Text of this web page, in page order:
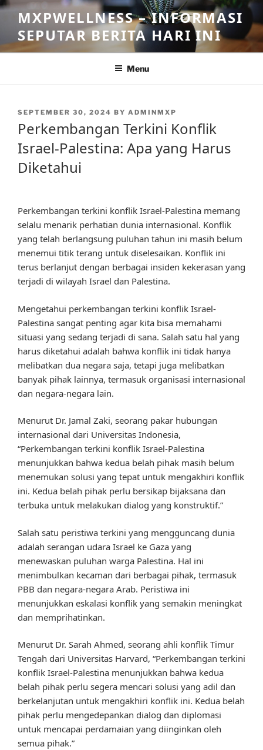
Skip
content
MXPWELLNESS – INFORMASI
SEPUTAR BERITA HARI INI
Menu
POSTED
SEPTEMBER 30, 2024 BY ADMINMXP
Perkembangan Terkini Konflik
Israel-Palestina: Apa yang Harus
Diketahui
Perkembangan terkini konflik Israel-Palestina memang
selalu menarik perhatian dunia internasional. Konflik
yang telah berlangsung puluhan tahun ini masih belum
menemui titik terang untuk diselesaikan. Konflik ini
terus berlanjut dengan berbagai insiden kekerasan yang
terjadi di wilayah Israel dan Palestina.
Mengetahui perkembangan terkini konflik Israel-
Palestina sangat penting agar kita bisa memahami
situasi yang sedang terjadi di sana. Salah satu hal yang
harus diketahui adalah bahwa konflik ini tidak hanya
melibatkan dua negara saja, tetapi juga melibatkan
banyak pihak lainnya, termasuk organisasi internasional
dan negara-negara lain.
Menurut Dr. Jamal Zaki, seorang pakar hubungan
internasional dari Universitas Indonesia,
“Perkembangan terkini konflik Israel-Palestina
menunjukkan bahwa kedua belah pihak masih belum
menemukan solusi yang tepat untuk mengakhiri konflik
ini. Kedua belah pihak perlu bersikap bijaksana dan
terbuka untuk melakukan dialog yang konstruktif.”
Salah satu peristiwa terkini yang mengguncang dunia
adalah serangan udara Israel ke Gaza yang
menewaskan puluhan warga Palestina. Hal ini
menimbulkan kecaman dari berbagai pihak, termasuk
PBB dan negara-negara Arab. Peristiwa ini
menunjukkan eskalasi konflik yang semakin meningkat
dan memprihatinkan.
Menurut Dr. Sarah Ahmed, seorang ahli konflik Timur
Tengah dari Universitas Harvard, “Perkembangan terkini
konflik Israel-Palestina menunjukkan bahwa kedua
belah pihak perlu segera mencari solusi yang adil dan
berkelanjutan untuk mengakhiri konflik ini. Kedua belah
pihak perlu mengedepankan dialog dan diplomasi
untuk mencapai perdamaian yang diinginkan oleh
semua pihak.”